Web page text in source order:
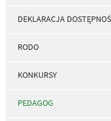
DEKLARACJA
RODO
KONKURSY
PEDAGOG